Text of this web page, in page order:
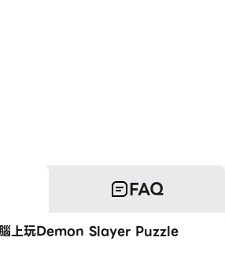
FAQ
腦上玩Demon Slayer Puzzle